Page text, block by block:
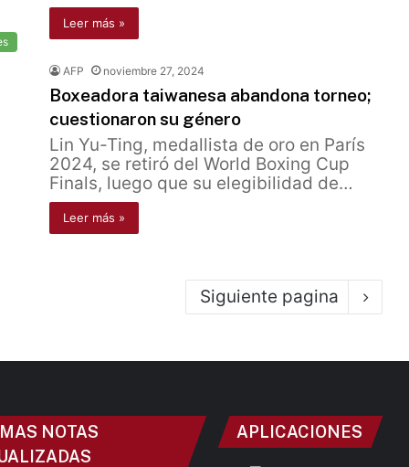
Leer más »
AFP noviembre 27, 2024
Boxeadora taiwanesa abandona torneo;
cuestionaron su género
Lin Yu-Ting, medallista de oro en París
2024, se retiró del World Boxing Cup
Finals, luego que su elegibilidad de…
Leer más »
Siguiente pagina
NOTAS
APLICACIONES